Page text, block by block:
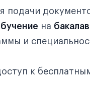
подачи
на
и
к